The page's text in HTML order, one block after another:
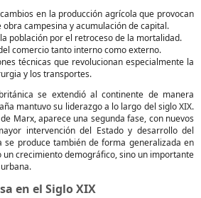
en la producción agrícola que provocan
campesina y acumulación de capital.
población por el retroceso de la mortalidad.
comercio tanto interno como externo.
técnicas que revolucionan especialmente la
y los transportes.
se extendió al continente de manera
mantuvo su liderazgo a lo largo del siglo XIX.
Marx, aparece una segunda fase, con nuevos
intervención del Estado y desarrollo del
se produce también de forma generalizada en
un crecimiento demográfico, sino un importante
en el Siglo XIX